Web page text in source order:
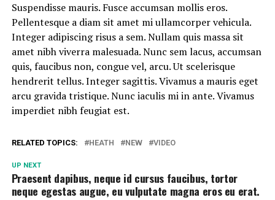
Suspendisse mauris. Fusce accumsan mollis eros.
Pellentesque a diam sit amet mi ullamcorper vehicula.
Integer adipiscing risus a sem. Nullam quis massa sit
amet nibh viverra malesuada. Nunc sem lacus, accumsan
quis, faucibus non, congue vel, arcu. Ut scelerisque
hendrerit tellus. Integer sagittis. Vivamus a mauris eget
arcu gravida tristique. Nunc iaculis mi in ante. Vivamus
imperdiet nibh feugiat est.
RELATED TOPICS: HEATH NEW VIDEO
UP NEXT
Praesent dapibus, neque id cursus faucibus, tortor
neque egestas augue, eu vulputate magna eros eu erat.